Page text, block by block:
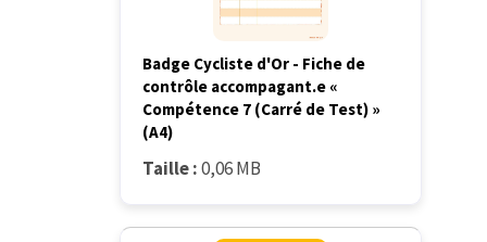
Badge Cycliste d'Or - Fiche de
contrôle accompagant.e «
Compétence 7 (Carré de Test) »
(A4)
Taille :0,06 MB